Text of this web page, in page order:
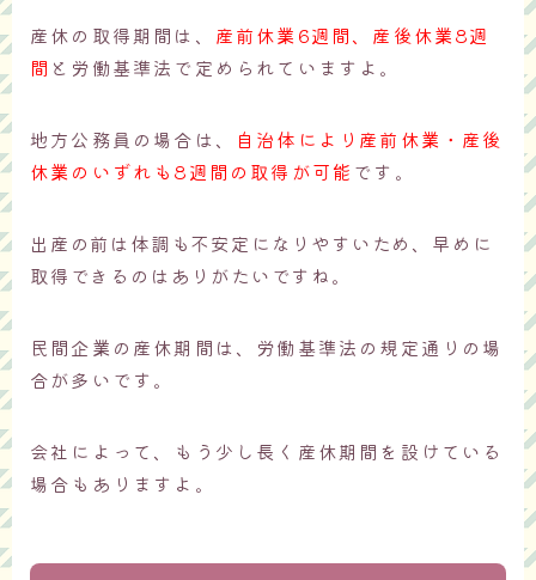
産休の取得期間は、 産前休業6週間、産後休業8週
間 と労働基準法で定められていますよ。
地方公務員の場合は、
自治体により産前休業・産後
休業のいずれも8週間の取得が可能 です。
出産の前は体調も不安定になりやすいため、早めに
取得できるのはありがたいですね。
民間企業の産休期間は、労働基準法の規定通りの場
合が多いです。
会社によって、もう少し長く産休期間を設けている
場合もありますよ。